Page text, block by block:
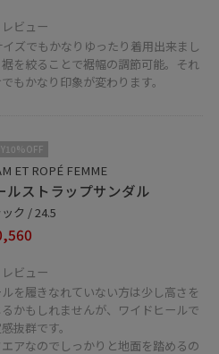
ご相談は【友だち追加】を
レビュー
ズでもかなりゆったり着用出来まし
を絞ることで裾幅の調節可能。それ
もかなり印象が変わります。
ET ROPÉ FEMME
ルストラップサンダル
ク / 24.5
レビュー
ルを履きなれていない方は少し高さを
かもしれませんが、ワイドヒールで
抜群です。
エアなのでしっかりと地面を踏めるの